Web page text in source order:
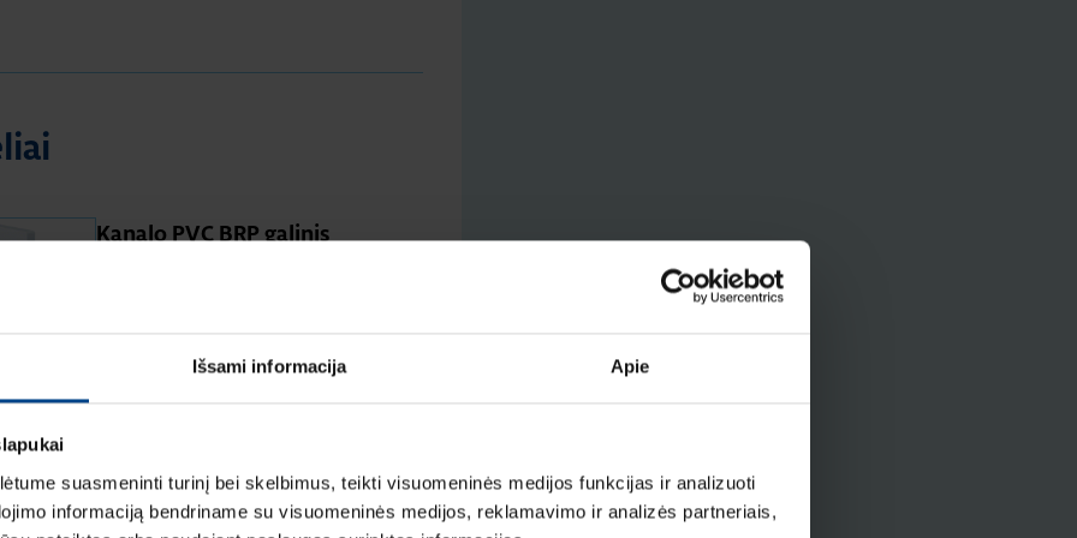
Išsami informacija Apie
suasmeninti turinį bei skelbimus, teikti visuomeninės medijos funkcijas ir analizuoti
informaciją bendriname su visuomeninės medijos, reklamavimo ir analizės partneriais,
Kanalo PVC BRP galinis
Produkto kodas: BRP6510067035